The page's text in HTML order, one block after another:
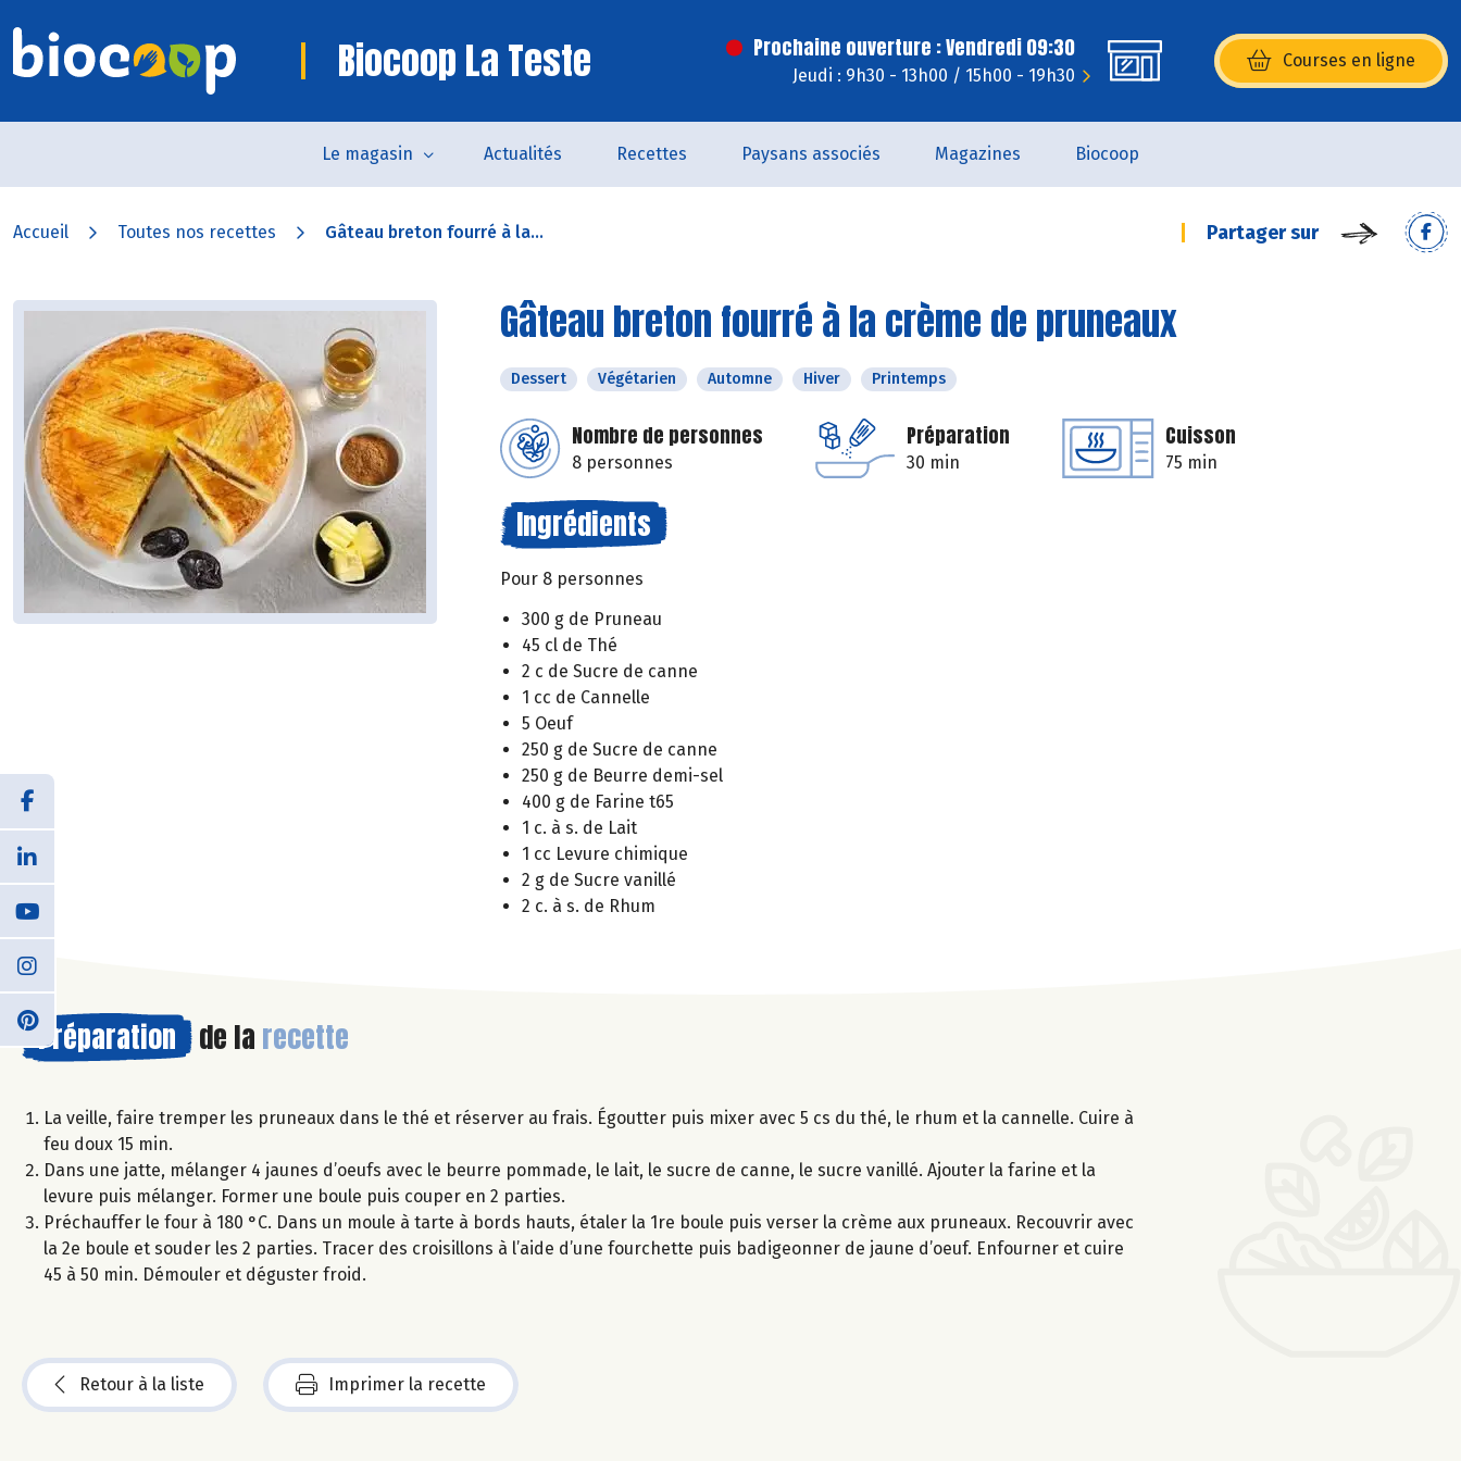
Biocoop La Teste Prochaine ouverture : Vendredi 09:30
Jeudi : 9h30 - 13h00 / 15h00 - 19h30
Courses en ligne
(s’ouvre dans une nouvelle
Le magasin Actualités Recettes Paysans associés Magazines Biocoop
Accueil Toutes nos recettes Gâteau breton fourré à la... Partager sur
Gâteau breton fourré à la crème de pruneaux
Dessert Végétarien Automne Hiver Printemps
Nombre de personnes
8 personnes
Préparation
30 min
Cuisson
75 min
Ingrédients
Pour 8 personnes
300 g de Pruneau
45 cl de Thé
2 c de Sucre de canne
1 cc de Cannelle
5 Oeuf
250 g de Sucre de canne
250 g de Beurre demi-sel
400 g de Farine t65
1 c. à s. de Lait
1 cc Levure chimique
2 g de Sucre vanillé
2 c. à s. de Rhum
Préparation de la recette
La veille, faire tremper les pruneaux dans le thé et réserver au frais. Égoutter puis mixer avec 5 cs du thé, le rhum et la cannelle. Cuire à
feu doux 15 min.
Dans une jatte, mélanger 4 jaunes d’oeufs avec le beurre pommade, le lait, le sucre de canne, le sucre vanillé. Ajouter la farine et la
levure puis mélanger. Former une boule puis couper en 2 parties.
Préchauffer le four à 180 °C. Dans un moule à tarte à bords hauts, étaler la 1re boule puis verser la crème aux pruneaux. Recouvrir avec
la 2e boule et souder les 2 parties. Tracer des croisillons à l’aide d’une fourchette puis badigeonner de jaune d’oeuf. Enfourner et cuire
45 à 50 min. Démouler et déguster froid.
Retour à la liste Imprimer la recette